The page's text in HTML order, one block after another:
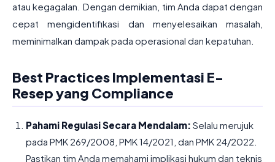
atau kegagalan. Dengan demikian, tim Anda dapat dengan
cepat mengidentifikasi dan menyelesaikan masalah,
meminimalkan dampak pada operasional dan kepatuhan.
Best Practices Implementasi E-
Resep yang Compliance
Pahami Regulasi Secara Mendalam: Selalu merujuk
pada PMK 269/2008, PMK 14/2021, dan PMK 24/2022.
Pastikan tim Anda memahami implikasi hukum dan teknis